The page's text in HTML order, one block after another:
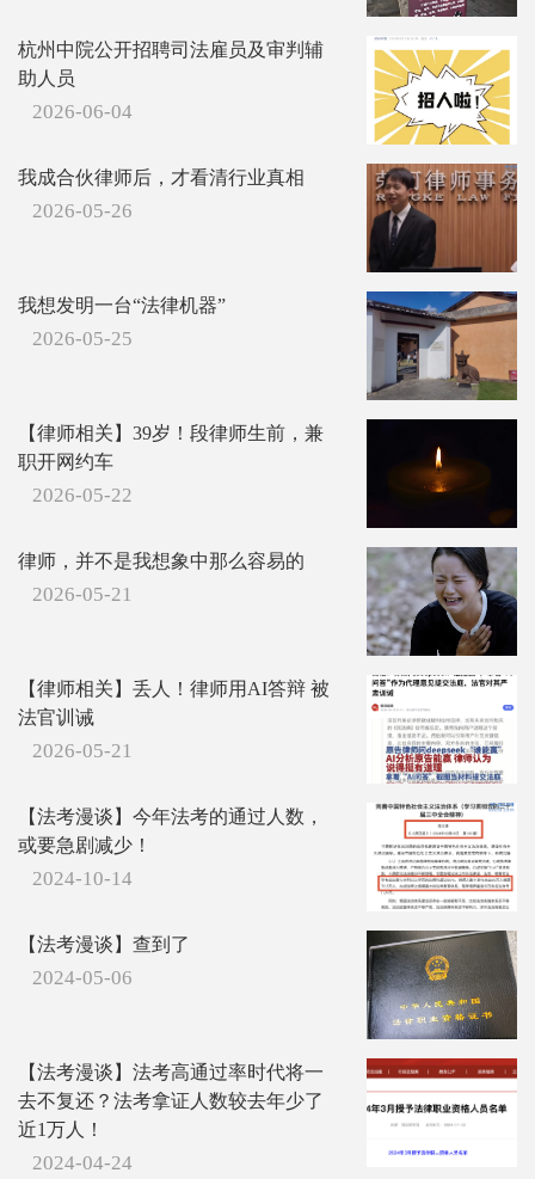
杭州中院公开招聘司法雇员及审判辅
助人员
2026-06-04
我成合伙律师后，才看清行业真相
2026-05-26
我想发明一台“法律机器”
2026-05-25
【律师相关】39岁！段律师生前，兼
职开网约车
2026-05-22
律师，并不是我想象中那么容易的
2026-05-21
【律师相关】丢人！律师用AI答辩 被
法官训诫
2026-05-21
【法考漫谈】今年法考的通过人数，
或要急剧减少！
2024-10-14
【法考漫谈】查到了
2024-05-06
【法考漫谈】法考高通过率时代将一
去不复还？法考拿证人数较去年少了
近1万人！
2024-04-24